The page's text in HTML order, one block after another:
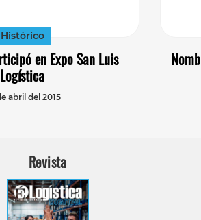
Histórico
en Expo San Luis
Logística
abril del 2015
Revista